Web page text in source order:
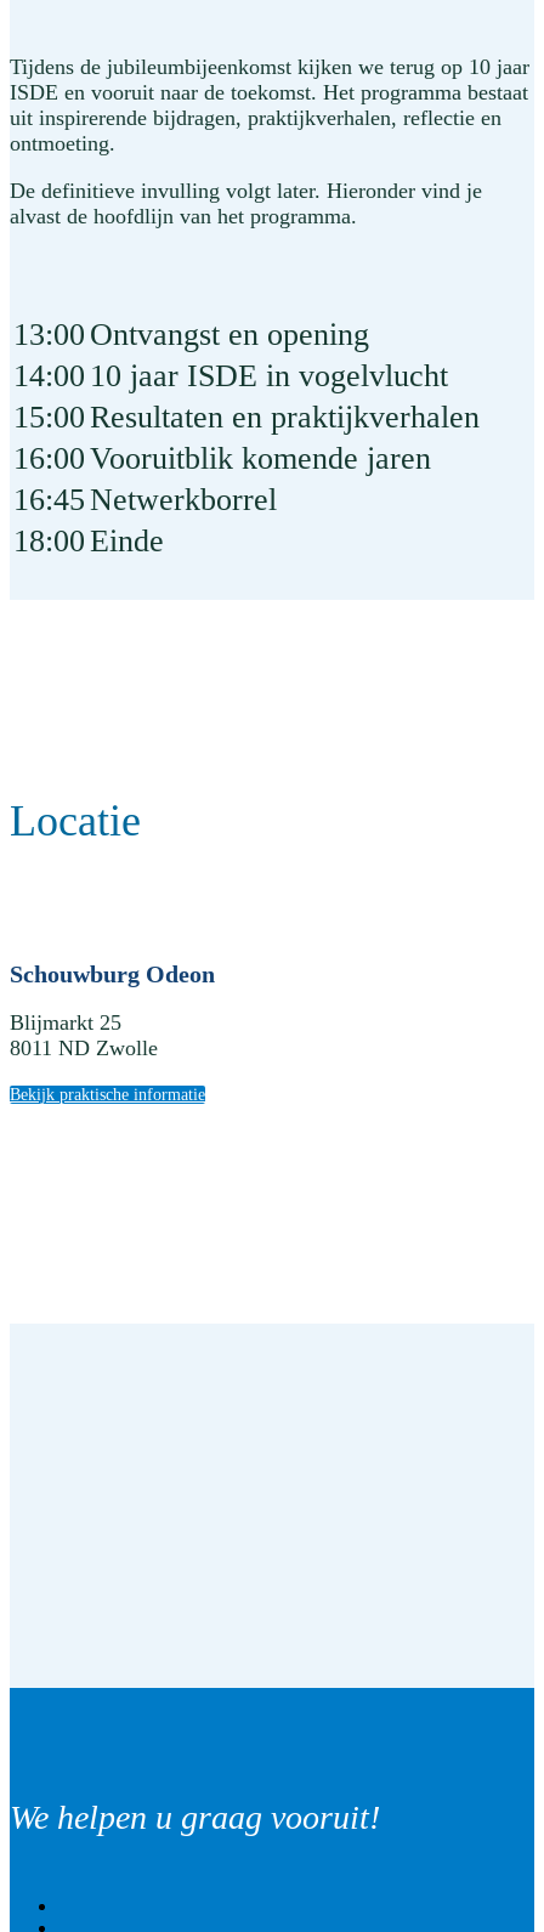
Tijdens de jubileumbijeenkomst kijken we terug op 10 jaar
ISDE en vooruit naar de toekomst. Het programma bestaat
uit inspirerende bijdragen, praktijkverhalen, reflectie en
ontmoeting.
De definitieve invulling volgt later. Hieronder vind je
alvast de hoofdlijn van het programma.
13:00 Ontvangst en opening
14:00 10 jaar ISDE in vogelvlucht
15:00Resultaten en praktijkverhalen
16:00Vooruitblik komende jaren
16:45Netwerkborrel
18:00Einde
Locatie
Schouwburg Odeon
Blijmarkt 25
8011 ND Zwolle
Bekijk praktische informatie
We helpen u graag vooruit!